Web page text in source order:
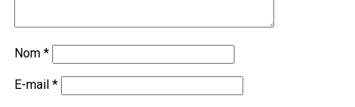
Nom *
E-mail *